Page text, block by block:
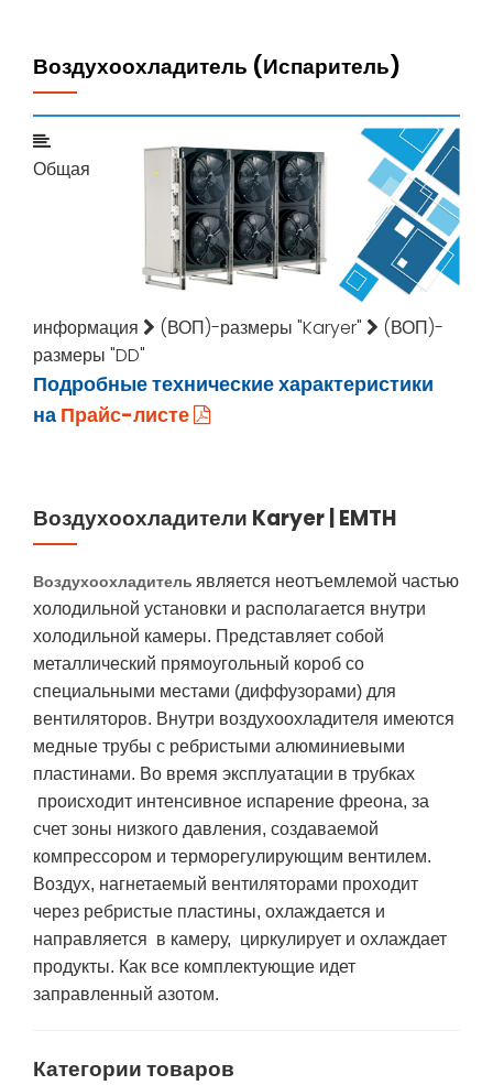
Воздухоохладитель (Испаритель)
Общая
информация (ВОП)-размеры "Karyer"
(ВОП)-
размеры "DD"
Подробные технические характеристики
на Прайс-листе
Воздухоохладители Karyer | EMTH
Воздухоохладитель является неотъемлемой частью
холодильной установки и располагается внутри
холодильной камеры. Представляет собой
металлический прямоугольный короб со
специальными местами (диффузорами) для
вентиляторов. Внутри воздухоохладителя имеются
медные трубы с ребристыми алюминиевыми
пластинами. Во время эксплуатации в трубках
происходит интенсивное испарение фреона, за
счет зоны низкого давления, создаваемой
компрессором и терморегулирующим вентилем.
Воздух, нагнетаемый вентиляторами проходит
через ребристые пластины, охлаждается и
направляется в камеру, циркулирует и охлаждает
продукты. Как все комплектующие идет
заправленный азотом.
Категории товаров